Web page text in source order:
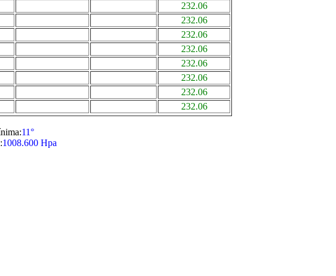
232.06
232.06
232.06
232.06
232.06
232.06
232.06
232.06
11°
1008.600 Hpa